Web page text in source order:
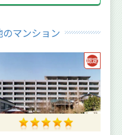
マンション